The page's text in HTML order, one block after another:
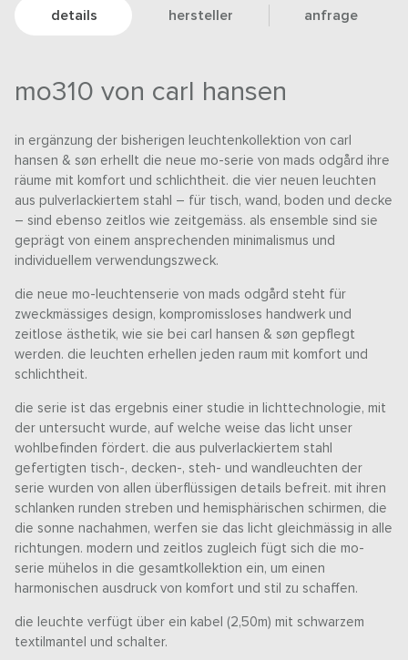
details hersteller anfrage
mo310 von carl hansen
in ergänzung der bisherigen leuchtenkollektion von carl
hansen & søn erhellt die neue mo-serie von mads odgård ihre
räume mit komfort und schlichtheit. die vier neuen leuchten
aus pulverlackiertem stahl – für tisch, wand, boden und decke
– sind ebenso zeitlos wie zeitgemäss. als ensemble sind sie
geprägt von einem ansprechenden minimalismus und
individuellem verwendungszweck.
die neue mo-leuchtenserie von mads odgård steht für
zweckmässiges design, kompromissloses handwerk und
zeitlose ästhetik, wie sie bei carl hansen & søn gepflegt
werden. die leuchten erhellen jeden raum mit komfort und
schlichtheit.
die serie ist das ergebnis einer studie in lichttechnologie, mit
der untersucht wurde, auf welche weise das licht unser
wohlbefinden fördert. die aus pulverlackiertem stahl
gefertigten tisch-, decken-, steh- und wandleuchten der
serie wurden von allen überflüssigen details befreit. mit ihren
schlanken runden streben und hemisphärischen schirmen, die
die sonne nachahmen, werfen sie das licht gleichmässig in alle
richtungen. modern und zeitlos zugleich fügt sich die mo-
serie mühelos in die gesamtkollektion ein, um einen
harmonischen ausdruck von komfort und stil zu schaffen.
die leuchte verfügt über ein kabel (2,50m) mit schwarzem
textilmantel und schalter.